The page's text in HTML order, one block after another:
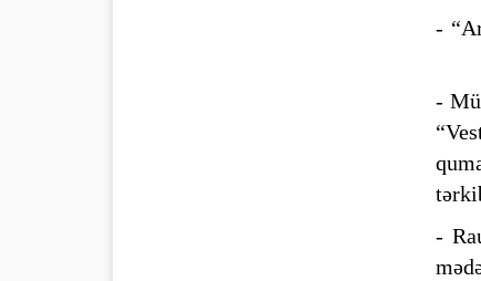
-
-
-